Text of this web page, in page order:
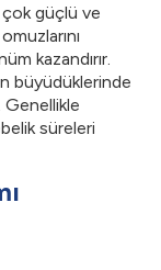
çok güçlü ve
kazandırır.
büyüdüklerinde
Genellikle
süreleri